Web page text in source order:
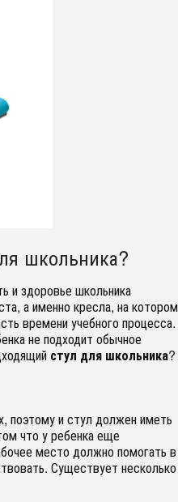
школьника?
и здоровье школьника
а именно кресла, на котором
времени учебного процесса.
не подходит обычное
стул для школьника?
поэтому и стул должен иметь
что у ребенка еще
место должно помогать в
Существует несколько